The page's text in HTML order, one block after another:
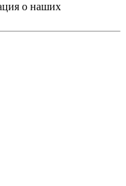
о наших